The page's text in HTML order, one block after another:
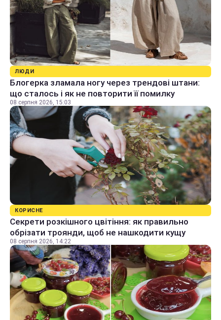
ЛЮДИ
Блогерка зламала ногу через трендові штани:
що сталось і як не повторити її помилку
08 серпня 2026, 15:03
КОРИСНЕ
Секрети розкішного цвітіння: як правильно
обрізати троянди, щоб не нашкодити кущу
08 серпня 2026, 14:22